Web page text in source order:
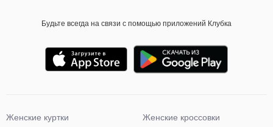
Будьте всегда на связи с помощью приложений Клубка
Женские куртки
Женские кроссовки